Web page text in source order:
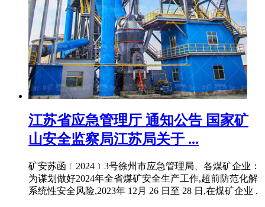
江苏省应急管理厅 通知公告 国家矿
山安全监察局江苏局关于 ...
矿安苏函﹝2024﹞3号徐州市应急管理局、各煤矿企业：
为谋划做好2024年全省煤矿安全生产工作,超前防范化解
系统性安全风险,2023年 12月 26 日至 28 日,在煤矿企业 .